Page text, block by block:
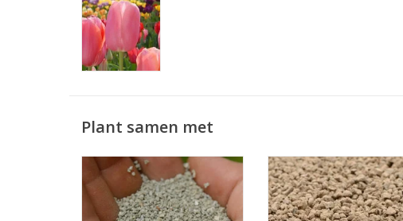
Plant samen met
Kleimineralen
Bodemverbeteraar voor de
zandgrond
ECO bloei (NPK 4-4-14 + 2
Kali rijke meststof voor
bloembollen